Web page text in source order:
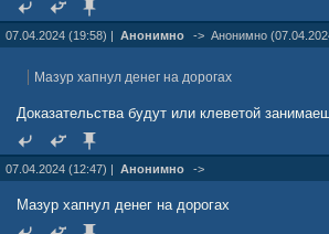
07.04.2024 (19:58) | Анонимно -> Анонимно
Мазур хапнул денег на дорогах
Доказательства будут или клеветой
07.04.2024 (12:47) | Анонимно ->
Мазур хапнул денег на дорогах